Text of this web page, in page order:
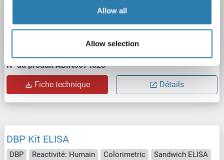
Allow all
Allow selection
DBP Reactivité: Souris Colorimetric
Sandwich ELISA
N° du produit ABIN5674823
Fiche technique Détails
DBP Kit ELISA
DBP Reactivité: Humain Colorimetric
Sandwich ELISA